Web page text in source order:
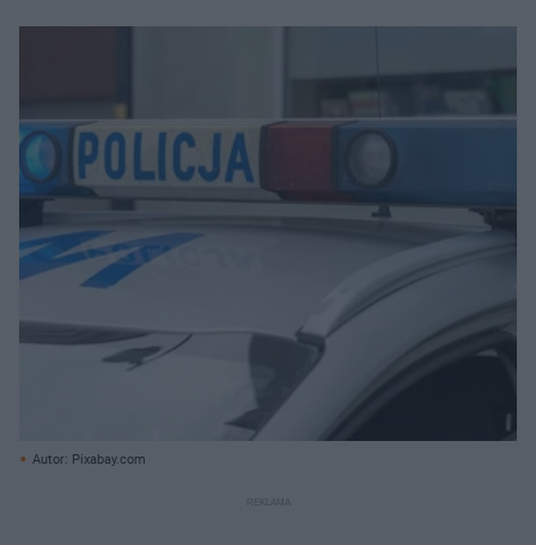
Autor: Pixabay.com